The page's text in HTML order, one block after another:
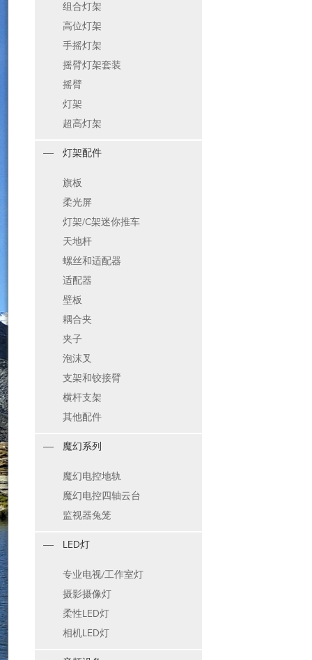
组合灯架
高位灯架
手摇灯架
摇臂灯架套装
摇臂
灯架
超高灯架
灯架配件
旗板
柔光屏
灯架/C架迷你推车
天地杆
螺丝和适配器
适配器
壁板
耦合夹
夹子
泡沫叉
支架和铰接臂
横杆支架
其他配件
魔幻系列
魔幻电控地轨
魔幻电控四轴云台
监视器兔笼
LED灯
专业电视/工作室灯
摄影摄像灯
柔性LED灯
相机LED灯